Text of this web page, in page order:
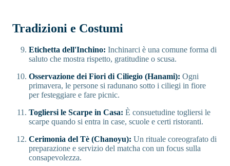
Tradizioni e Costumi
Etichetta dell'Inchino: Inchinarci è una comune forma di
saluto che mostra rispetto, gratitudine o scusa.
Osservazione dei Fiori di Ciliegio (Hanami): Ogni
primavera, le persone si radunano sotto i ciliegi in fiore
per festeggiare e fare picnic.
Togliersi le Scarpe in Casa: È consuetudine togliersi le
scarpe quando si entra in case, scuole e certi ristoranti.
Cerimonia del Tè (Chanoyu): Un rituale coreografato di
preparazione e servizio del matcha con un focus sulla
consapevolezza.